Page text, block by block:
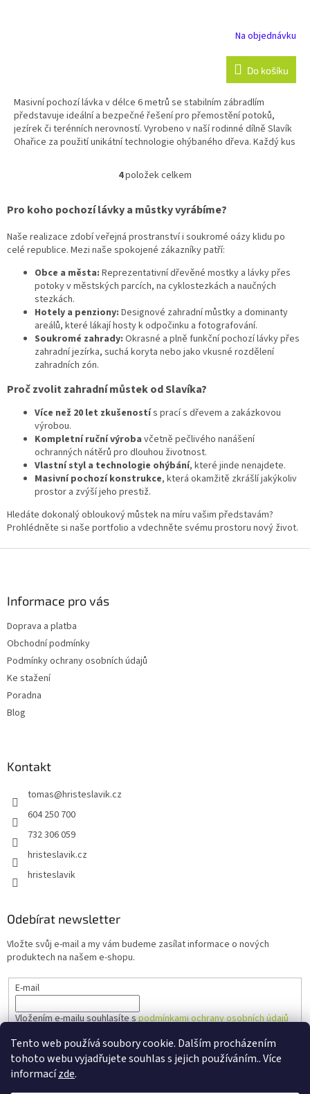
Tento web používá soubory cookie. Dalším procházením
tohoto webu vyjadřujete souhlas s jejich používáním.. Více
informacízde.
Na objednávku
Do košíku
Masivní pochozí lávka v délce 6 metrů se stabilním zábradlím
představuje ideální a bezpečné řešení pro přemostění potoků,
jezírek či terénních nerovností. Vyrobeno v naší rodinné dílně Slavík
Ohařice za použití unikátní technologie ohýbaného dřeva. Každý kus
let. Perfektní volba pro městské parky, hotelové areály i velké
O
l
d
a
í
p
v
k
y
v
i
u
4položek celkem
Pro koho pochozí lávky a můstky vyrábíme?
Naše realizace zdobí veřejná prostranství i soukromé oázy klidu po
celé republice. Mezi naše spokojené zákazníky patří:
Obce a města: Reprezentativní dřevěné mostky a lávky přes
potoky v městských parcích, na cyklostezkách a naučných
stezkách.
Hotely a penziony: Designové zahradní můstky a dominanty
areálů, které lákají hosty k odpočinku a fotografování.
Soukromé zahrady: Okrasné a plně funkční pochozí lávky přes
zahradní jezírka, suchá koryta nebo jako vkusné rozdělení
zahradních zón.
Proč zvolit zahradní můstek od Slavíka?
Více než 20 let zkušenostís prací s dřevem a zakázkovou
výrobou.
Kompletní ruční výroba včetně pečlivého nanášení
ochranných nátěrů pro dlouhou životnost.
Vlastní styl a technologie ohýbání, které jinde nenajdete.
Masivní pochozí konstrukce, která okamžitě zkrášlí jakýkoliv
prostor a zvýší jeho prestiž.
Hledáte dokonalý obloukový můstek na míru vašim představám?
Prohlédněte si naše portfolio a vdechněte svému prostoru nový život.
Informace pro vás
Doprava a platba
Obchodní podmínky
Podmínky ochrany osobních údajů
Ke stažení
Poradna
Blog
Kontakt
tomas@hristeslavik.cz
604 250 700
732 306 059
hristeslavik.cz
hristeslavik
Odebírat newsletter
Vložte svůj e-mail a my vám budeme zasílat informace o nových
produktech na našem e-shopu.
E-mail
Vložením e-mailu souhlasíte spodmínkami ochrany osobních údajů
PŘIHLÁSIT SE